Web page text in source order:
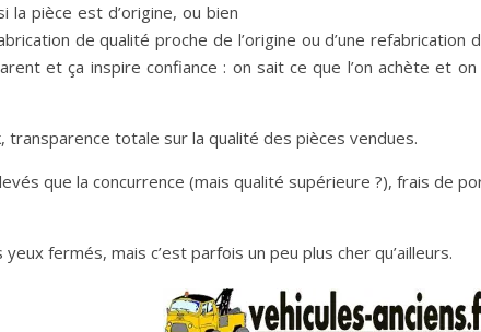
la pièce est d’origine, ou bien
de qualité proche de l’origine ou d’une refabrication
et ça inspire confiance : on sait ce que l’on achète et on
totale sur la qualité des pièces vendues.
que la concurrence (mais qualité supérieure ?), frais de
fermés, mais c’est parfois un peu plus cher qu’ailleurs.